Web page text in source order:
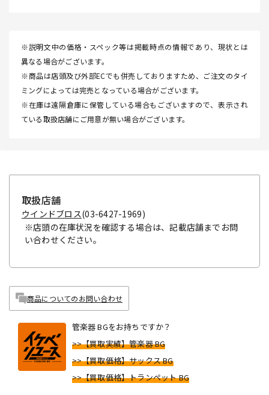
※説明文中の価格・スペック等は掲載時点の情報であり、現状とは
異なる場合がございます。
※商品は店頭及び外部ECでも併売しておりますため、ご注文のタイ
ミングによっては完売となっている場合がございます。
※在庫は遠隔倉庫に保管している場合もございますので、表示され
ている取扱店舗にご用意が無い場合がございます。
取扱店舗
ウインドブロス(03-6427-1969)
※店頭の在庫状況を確認する場合は、記載店舗までお問
い合わせください。
商品についてのお問い合わせ
管楽器 BGをお持ちですか？
>>【買取実績】管楽器 BG
>>【買取価格】サックス BG
>>【買取価格】トランペット BG